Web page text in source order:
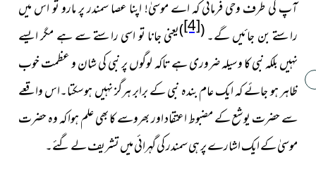
آپ کی طرف وحی فرمائی کہ اے موسیٰ!اپنا عصا سمندر پر مارو تو اس میں
راستے بن جائیں گے۔(
[4]
)یعنی جانا تو اسی راستے سے ہے مگر ایسے
نہیں بلکہ نبی کا وسیلہ ضروری ہے تاکہ لوگوں پر نبی کی شان و عظمت خوب
ظاہر ہو جائے کہ ایک عام بندہ نبی کے برابر ہرگز نہیں ہوسکتا۔اس واقعے
سے حضرت یوشع کے مضبوط اعتقاد اور بھروسے کا بھی علم ہوا کہ وہ حضرت
موسیٰ کے ایک اشارے پر ہی سمندر کی گہرائی میں تشریف لے گئے۔